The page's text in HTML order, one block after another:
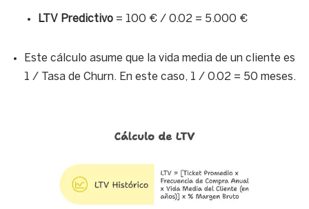
LTV Predictivo = 100 € / 0.02 = 5.000 €
Este cálculo asume que la vida media de un cliente es
1 / Tasa de Churn. En este caso, 1 / 0.02 = 50 meses.